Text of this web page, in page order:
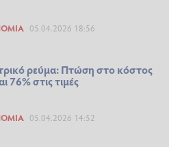
05.04.2026 18:56
ρεύμα: Πτώση στο κόστος
76% στις τιμές
05.04.2026 14:52